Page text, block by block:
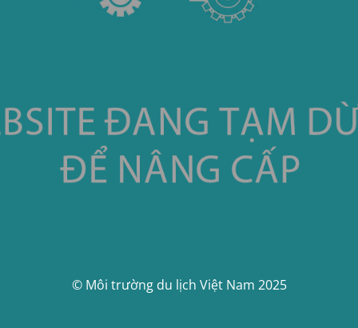
© Môi trường du lịch Việt Nam 2025